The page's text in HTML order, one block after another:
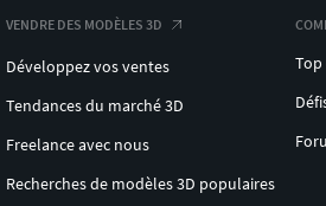
VENDRE DES MODÈLES 3D
Développez vos ventes
Tendances du marché 3D
Freelance avec nous
Recherches de modèles 3D populaires
Top